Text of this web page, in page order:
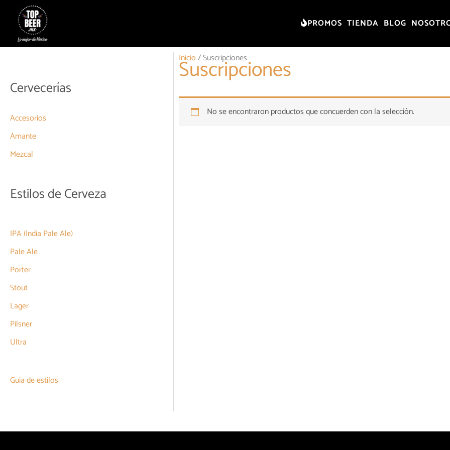
contenido
PROMOS TIENDA BLOG
Cervecerías
Accesorios
Amante
Mezcal
Estilos de Cerveza
IPA (India Pale Ale)
Pale Ale
Porter
Stout
Lager
Pilsner
Ultra
Guía de estilos
Inicio/ Suscripciones
Suscripciones
No se encontraron productos que concuerden con la selección.